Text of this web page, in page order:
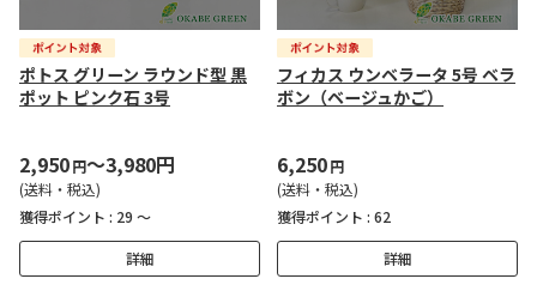
ポトス グリーン ラウンド型 黒
ポット ピンク石 3号
2,950円～3,980円
(送料・税込)
獲得ポイント : 29 ～
詳細
フィカス ウンベラータ 5号 ベラ
ボン（ベージュかご）
6,250円
(送料・税込)
獲得ポイント : 62
詳細